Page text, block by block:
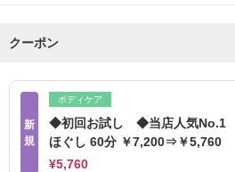
クーポン
新
規
ボディケア
◆初回お試し ◆当店人気No.1
ほぐし 60分 ￥7,200⇒￥5,760
¥5,760